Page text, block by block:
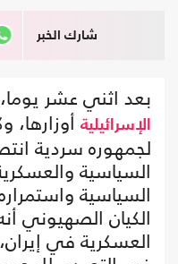
شارك الخبر
بعد اثني عشر
الإسرائيلية
لجمهوره سردية
السياسية
السياسية
الكيان الصهيوني
العسكرية في